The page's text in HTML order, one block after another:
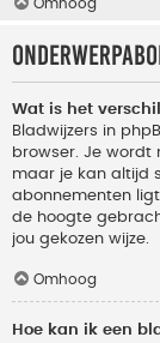
Omhoog
Wat is het
Bladwijzers in
browser. Je
maar je kan altijd
abonnementen
de hoogte
jou gekozen wijze.
Omhoog
Hoe kan ik een